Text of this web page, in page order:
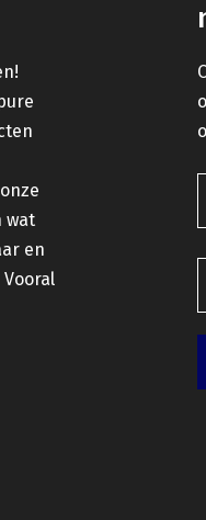
wat
en